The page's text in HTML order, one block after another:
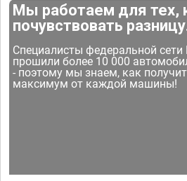
Мы работаем для тех,
почувствовать
Специалисты федеральной
прошили более 10 000
- поэтому мы знаем, как
максимум от каждой машины!